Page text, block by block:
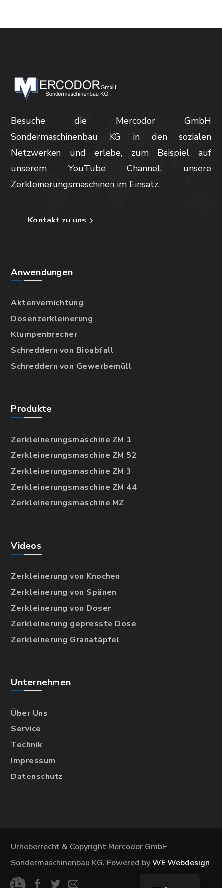
Besuche die Mercodor GmbH
Sondermaschinenbau KG in den sozialen
Netzwerken und erlebe, zum Beispiel auf
unserem YouTube Channel, unsere
Zerkleinerungsmaschinen im Einsatz.
Kontakt zu uns
Anwendungen
Aktenvernichtung
Dosenzerkleinerung
Klumpenbrecher
Schreddern von Bioabfall
Schreddern von Gewerbemüll
Produkte
Zerkleinerungsmaschine ZM 1
Zerkleinerungsmaschine ZM 52
Zerkleinerungsmaschine ZM 3
Zerkleinerungsmaschine ZM 44
Zerkleinerungsmaschine MZ
Videos
Zerkleinerung von Knochen
Zerkleinerung von Spänen
Zerkleinerung von Dosen
Zerkleinerung gepresste Dose
Zerkleinerung Granatäpfel
Unternehmen
Über Uns
Service
Technik
Impressum
Datenschutz
Urheberrecht & Copyright Mercodor GmbH
Sondermaschinenbau KG. Powered byWE Webdesign